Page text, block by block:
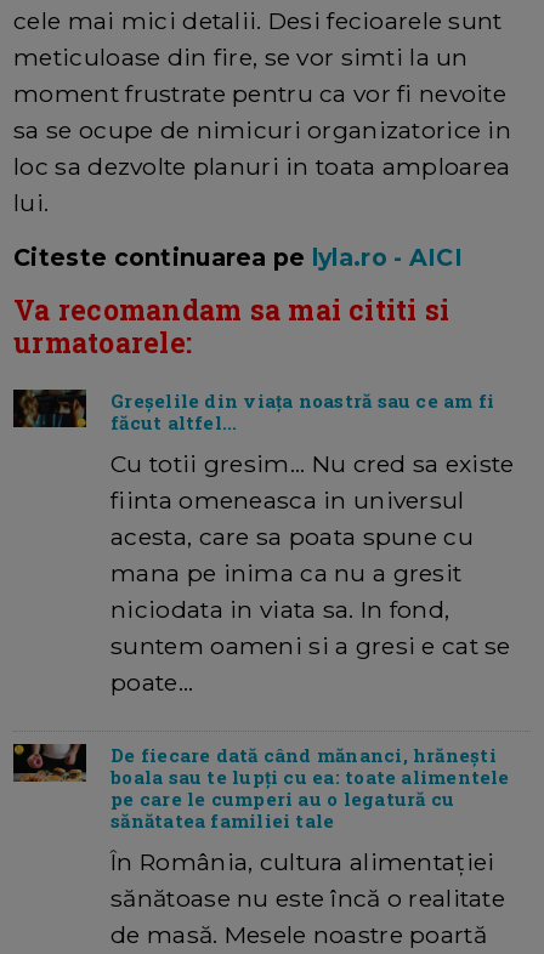
cele mai mici detalii. Desi fecioarele sunt
meticuloase din fire, se vor simti la un
moment frustrate pentru ca vor fi nevoite
sa se ocupe de nimicuri organizatorice in
loc sa dezvolte planuri in toata amploarea
lui.
Citeste continuarea pe lyla.ro - AICI
Va recomandam sa mai cititi si
urmatoarele:
Greșelile din viața noastră sau ce am fi
făcut altfel...
Cu totii gresim... Nu cred sa existe
fiinta omeneasca in universul
acesta, care sa poata spune cu
mana pe inima ca nu a gresit
niciodata in viata sa. In fond,
suntem oameni si a gresi e cat se
poate…
De fiecare dată când mănanci, hrănești
boala sau te lupți cu ea: toate alimentele
pe care le cumperi au o legatură cu
sănătatea familiei tale
În România, cultura alimentației
sănătoase nu este încă o realitate
de masă. Mesele noastre poartă